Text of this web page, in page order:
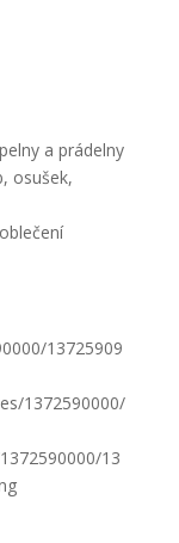
a prádelny
osušek,
13725909
1372590000/
13